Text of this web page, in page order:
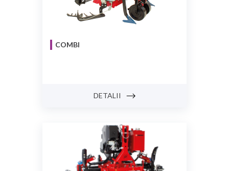
COMBI
DETALII